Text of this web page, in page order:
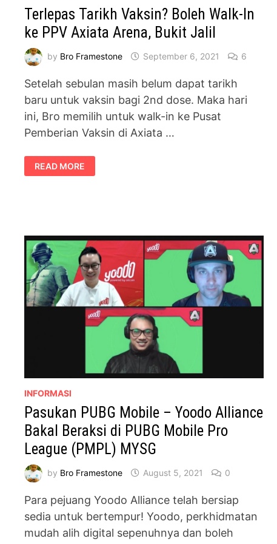
Terlepas Tarikh Vaksin? Boleh Walk-In
ke PPV Axiata Arena, Bukit Jalil
by Bro Framestone September 6, 2021 6
Setelah sebulan masih belum dapat tarikh
baru untuk vaksin bagi 2nd dose. Maka hari
ini, Bro memilih untuk walk-in ke Pusat
Pemberian Vaksin di Axiata …
TERLEPAS
TARIKH
VAKSIN?
ARENA,
BUKIT
JALIL
READ MORE
INFORMASI
Pasukan PUBG Mobile – Yoodo Alliance
Bakal Beraksi di PUBG Mobile Pro
League (PMPL) MYSG
by Bro Framestone August 5, 2021 0
Para pejuang Yoodo Alliance telah bersiap
sedia untuk bertempur! Yoodo, perkhidmatan
mudah alih digital sepenuhnya dan boleh